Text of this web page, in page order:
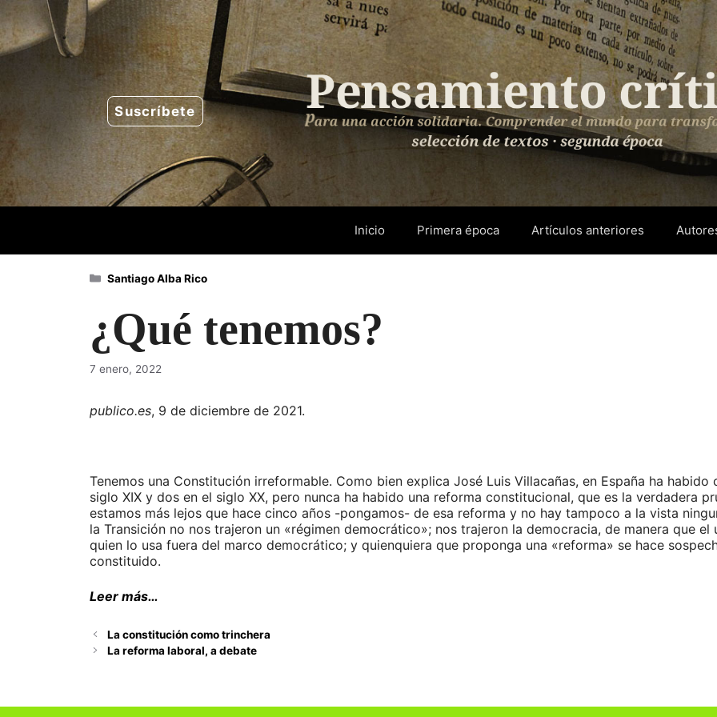
Saltar
al
contenido
Suscríbete
Inicio Primera época Artículos anteriores
¿Qué tenemos?
7 enero, 2022
publico.es, 9 de diciembre de 2021.
Tenemos una Constitución irreformable. Como bien explica José Luis Villacañas, en España ha
siglo XIX y dos en el siglo XX, pero nunca ha habido una reforma constitucional, que es la verdadera
estamos más lejos que hace cinco años -pongamos- de esa reforma y no hay tampoco a la vista
la Transición no nos trajeron un «régimen democrático»; nos trajeron la democracia, de manera que
quien lo usa fuera del marco democrático; y quienquiera que proponga una «reforma» se hace
constituido.
Leer más…
Categorías
Santiago Alba Rico
La constitución como trinchera
La reforma laboral, a debate